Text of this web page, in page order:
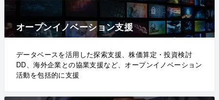
オープンイノベーション支援
データベースを活用した探索支援、株価算定・投資検討
DD、海外企業との協業支援など、オープンイノベーション
活動を包括的に支援